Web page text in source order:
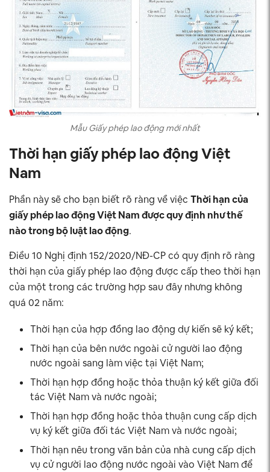
Mẫu Giấy phép lao động mới nhất
Thời hạn giấy phép lao động Việt
Nam
Phần này sẽ cho bạn biết rõ ràng về việc Thời hạn của
giấy phép lao động Việt Nam được quy định như thế
nào trong bộ luật lao động.
Điều 10 Nghị định 152/2020/NĐ-CP có quy định rõ ràng
thời hạn của giấy phép lao động được cấp theo thời hạn
của một trong các trường hợp sau đây nhưng không
quá 02 năm:
Thời hạn của hợp đồng lao động dự kiến sẽ ký kết;
Thời hạn của bên nước ngoài cử người lao động
nước ngoài sang làm việc tại Việt Nam;
Thời hạn hợp đồng hoặc thỏa thuận ký kết giữa đối
tác Việt Nam và nước ngoài;
Thời hạn hợp đồng hoặc thỏa thuận cung cấp dịch
vụ ký kết giữa đối tác Việt Nam và nước ngoài;
Thời hạn nêu trong văn bản của nhà cung cấp dịch
vụ cử người lao động nước ngoài vào Việt Nam để